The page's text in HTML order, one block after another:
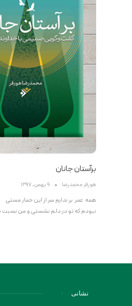
برآستان جانان
هورفر محمدرضا 9 بهمن, 1397
همه عمر بر ندارم سر از این خمار
نبودم که تو در دلم نشستی و من نسبت
نشانی